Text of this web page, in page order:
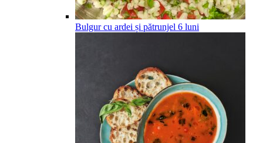
Bulgur cu ardei și pătrunjel 6 luni